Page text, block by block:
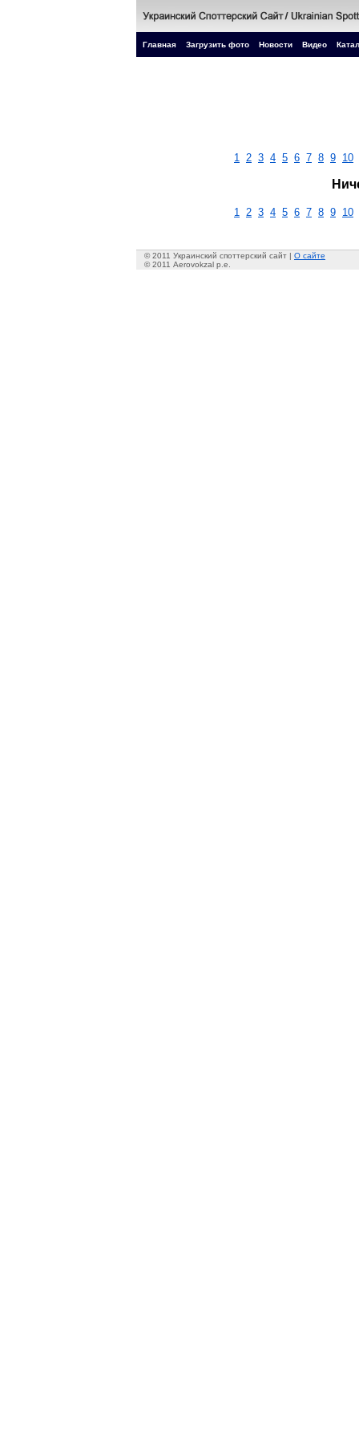
Главная Загрузить фото Новости Видео
1 2 3 4 5 6 7 8 9 10
1 2 3 4 5 6 7 8 9 10
© 2011 Украинский споттерский сайт | О сайте
© 2011 Aerovokzal p.e.